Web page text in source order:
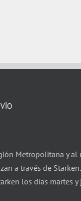
Metropolitana y al
a través de
los días martes y